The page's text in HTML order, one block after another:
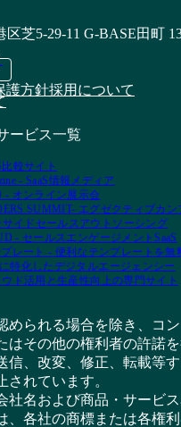
区芝5-29-11 G-BASE田町
護方針採用について
ービス一覧
較サイト
- SaaS情報メディア
- オンライン展示会
SUMMIT- エグゼクティブカン
イドセールスアウトソーシング
- セールスエンゲージメントSaaS
レート - 便利なテンプレートを無
特化したデジタルエージェンシー
ド活用と生産性向上の専門サイト
められる場合を除き、コ
はその他の権利者の許諾
信、改変、修正、転載等
されています。
社名および商品・サービ
、各社の商標または各権